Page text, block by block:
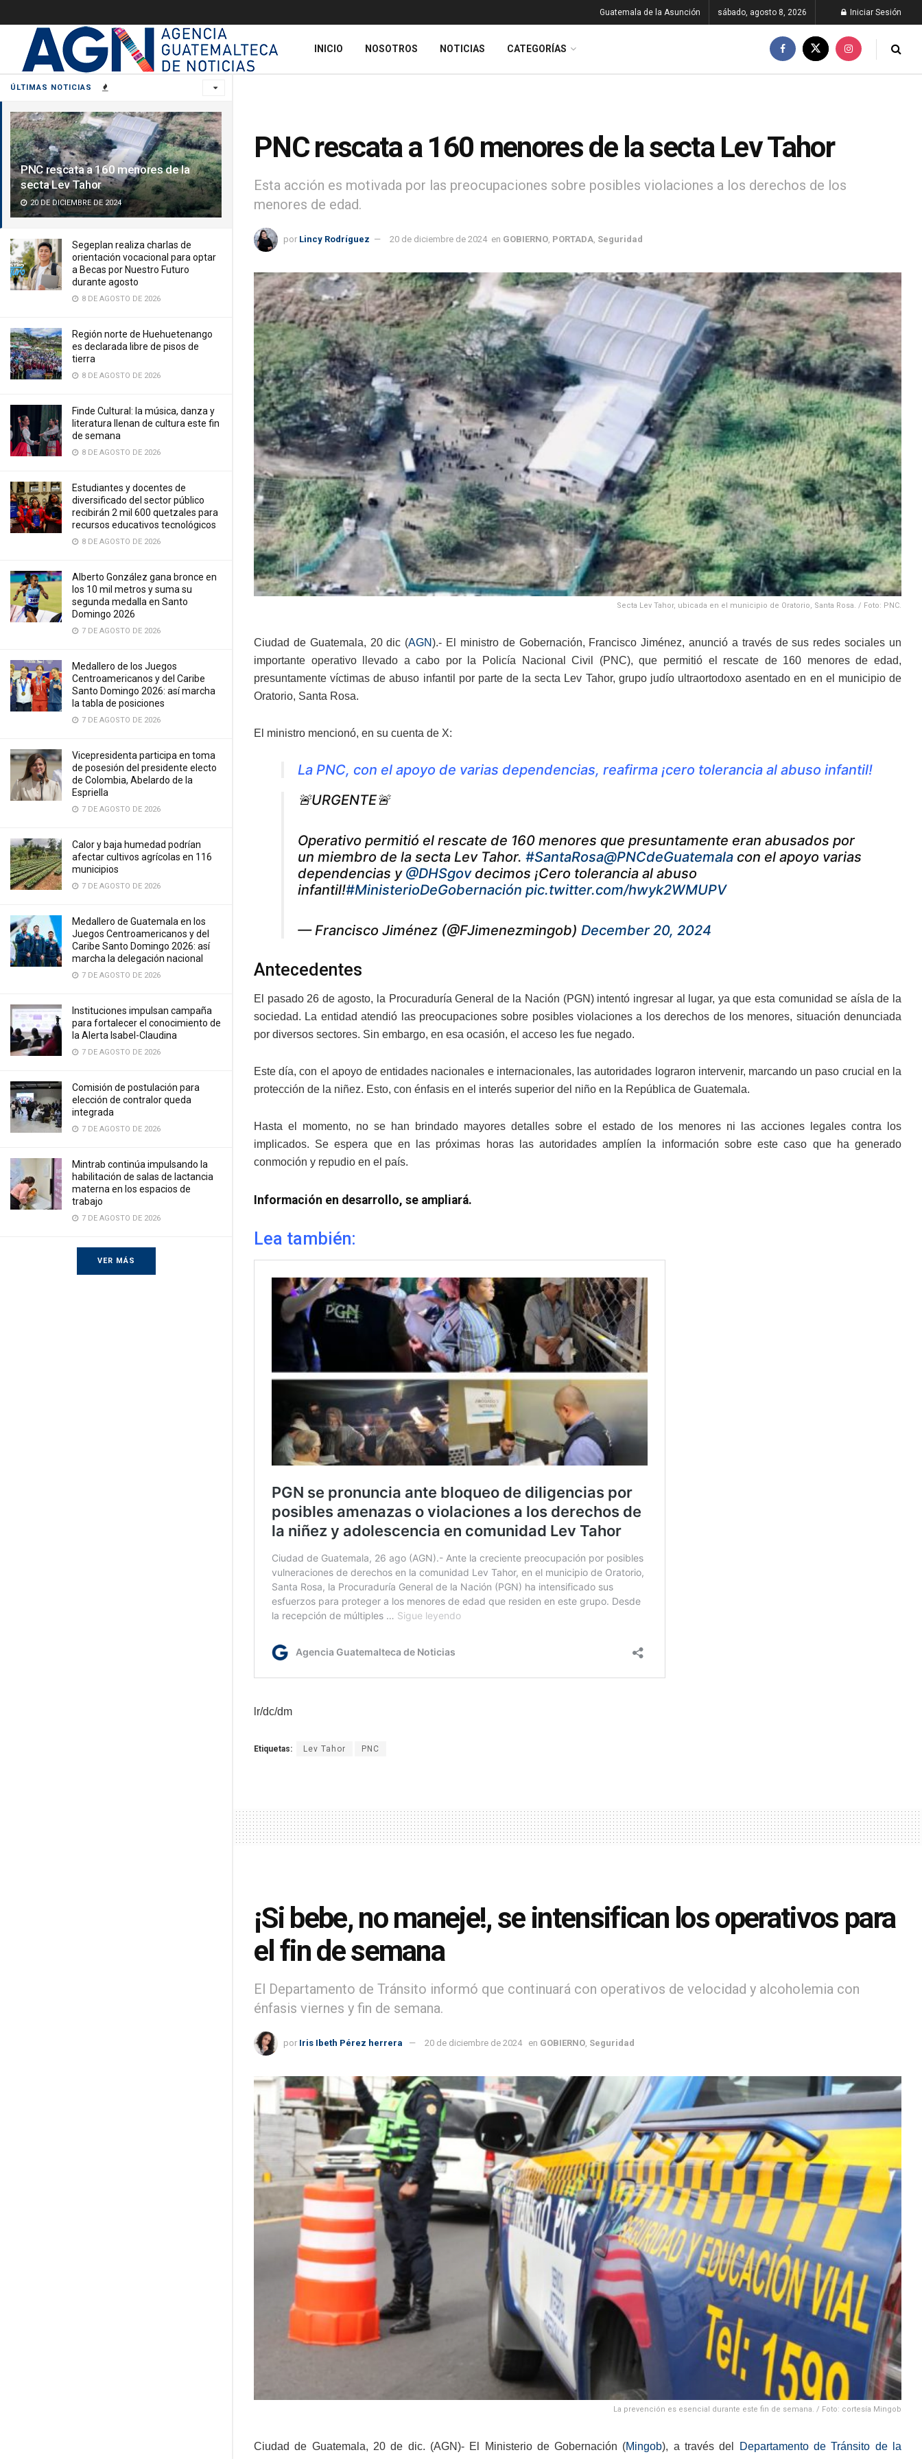
ÚLTIMAS NOTICIAS
PNC rescata a 160 menores de la
secta Lev Tahor
20 DE DICIEMBRE DE 2024
Segeplan realiza charlas de
orientación vocacional para optar
a Becas por Nuestro Futuro
durante agosto
8 DE AGOSTO DE 2026
Región norte de Huehuetenango
es declarada libre de pisos de
tierra
8 DE AGOSTO DE 2026
Finde Cultural: la música, danza y
literatura llenan de cultura este fin
de semana
8 DE AGOSTO DE 2026
Estudiantes y docentes de
diversificado del sector público
recibirán 2 mil 600 quetzales para
recursos educativos tecnológicos
8 DE AGOSTO DE 2026
Alberto González gana bronce en
los 10 mil metros y suma su
segunda medalla en Santo
Domingo 2026
7 DE AGOSTO DE 2026
Medallero de los Juegos
Centroamericanos y del Caribe
Santo Domingo 2026: así marcha
la tabla de posiciones
7 DE AGOSTO DE 2026
Vicepresidenta participa en toma
de posesión del presidente electo
de Colombia, Abelardo de la
Espriella
7 DE AGOSTO DE 2026
Calor y baja humedad podrían
afectar cultivos agrícolas en 116
municipios
7 DE AGOSTO DE 2026
Medallero de Guatemala en los
Juegos Centroamericanos y del
Caribe Santo Domingo 2026: así
marcha la delegación nacional
7 DE AGOSTO DE 2026
Instituciones impulsan campaña
para fortalecer el conocimiento de
la Alerta Isabel-Claudina
7 DE AGOSTO DE 2026
Comisión de postulación para
elección de contralor queda
integrada
7 DE AGOSTO DE 2026
Mintrab continúa impulsando la
habilitación de salas de lactancia
materna en los espacios de
trabajo
7 DE AGOSTO DE 2026
VER MÁS
Guatemala de la Asunción sábado, agosto 8, 2026 Iniciar Sesión
INICIO NOSOTROS NOTICIAS CATEGORÍAS
PNC rescata a 160 menores de la secta Lev Tahor
Esta acción es motivada por las preocupaciones sobre posibles violaciones a los derechos de los
menores de edad.
por Lincy Rodríguez 20 de diciembre de 2024 en GOBIERNO PORTADA Seguridad
Secta Lev Tahor, ubicada en el municipio de Oratorio, Santa Rosa. / Foto: PNC.
Ciudad de Guatemala, 20 dic (AGN).- El ministro de Gobernación, Francisco Jiménez, anunció a través de sus redes sociales un
importante operativo llevado a cabo por la Policía Nacional Civil (PNC), que permitió el rescate de 160 menores de edad,
presuntamente víctimas de abuso infantil por parte de la secta Lev Tahor, grupo judío ultraortodoxo asentado en en el municipio de
Oratorio, Santa Rosa.
El ministro mencionó, en su cuenta de X:
La PNC, con el apoyo de varias dependencias, reafirma ¡cero tolerancia al abuso infantil!
🚨URGENTE🚨
Operativo permitió el rescate de 160 menores que presuntamente eran abusados por
un miembro de la secta Lev Tahor. #SantaRosa@PNCdeGuatemala con el apoyo varias
dependencias y @DHSgovdecimos ¡Cero tolerancia al abuso
infantil!#MinisterioDeGobernación pic.twitter.com/hwyk2WMUPV
— Francisco Jiménez (@FJimenezmingob) December 20, 2024
Antecedentes
El pasado 26 de agosto, la Procuraduría General de la Nación (PGN) intentó ingresar al lugar, ya que esta comunidad se aísla de la
sociedad. La entidad atendió las preocupaciones sobre posibles violaciones a los derechos de los menores, situación denunciada
por diversos sectores. Sin embargo, en esa ocasión, el acceso les fue negado.
Este día, con el apoyo de entidades nacionales e internacionales, las autoridades lograron intervenir, marcando un paso crucial en la
protección de la niñez. Esto, con énfasis en el interés superior del niño en la República de Guatemala.
Hasta el momento, no se han brindado mayores detalles sobre el estado de los menores ni las acciones legales contra los
implicados. Se espera que en las próximas horas las autoridades amplíen la información sobre este caso que ha generado
conmoción y repudio en el país.
Información en desarrollo, se ampliará.
Lea también:
lr/dc/dm
Etiquetas: Lev Tahor PNC
¡Si bebe, no maneje!, se intensifican los operativos para
el fin de semana
El Departamento de Tránsito informó que continuará con operativos de velocidad y alcoholemia con
énfasis viernes y fin de semana.
por Iris Ibeth Pérez herrera 20 de diciembre de 2024 en GOBIERNO Seguridad
La prevención es esencial durante este fin de semana. / Foto: cortesía Mingob
Ciudad de Guatemala, 20 de dic. (AGN)- El Ministerio de Gobernación (Mingob), a través del
Departamento de Tránsito de la